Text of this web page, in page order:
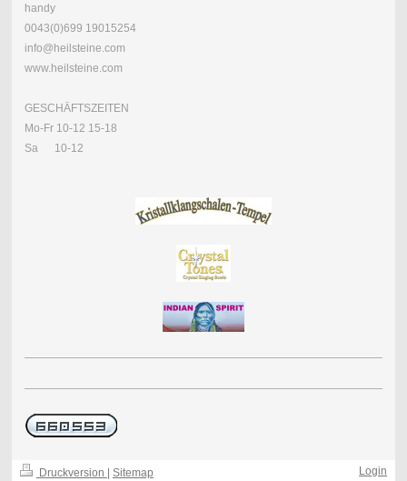
handy
0043(0)699 19015254
info@heilsteine.com
www.heilsteine.com
GESCHÄFTSZEITEN
Mo-Fr 10-12 15-18
Sa 10-12
Druckversion Sitemap
Login